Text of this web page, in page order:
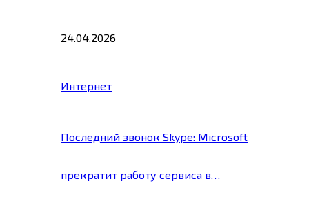
24.04.2026
Интернет
Последний звонок Skype: Microsoft
прекратит работу сервиса в…